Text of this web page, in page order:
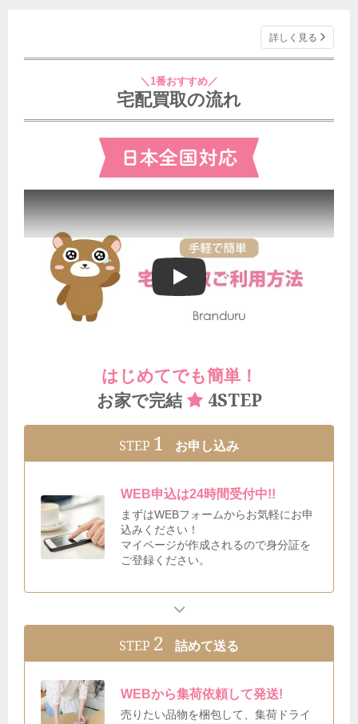
詳しく見る
＼1番おすすめ／
宅配買取の流れ
ブランドゥールの宅配買取ご利用方法
はじめてでも簡単！
お家で完結
4STEP
STEP 1 お申し込み
WEB申込は24時間受付中!!
まずはWEBフォームからお気軽にお申
込みください！
マイページが作成されるので身分証を
ご登録ください。
STEP 2 詰めて送る
WEBから集荷依頼して発送!
売りたい品物を梱包して、集荷ドライ